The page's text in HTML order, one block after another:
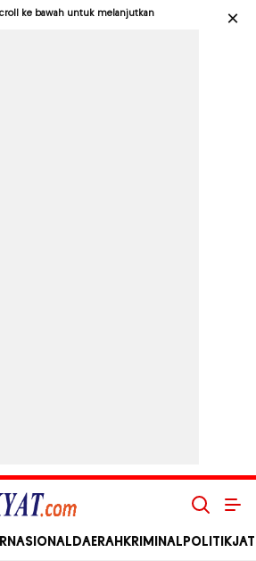
ke bawah untuk melanjutkan ×
Terbaru Indonesia dan Internasional
DAERAH KRIMINAL POLITIK